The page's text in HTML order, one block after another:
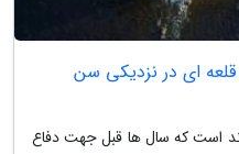
قلعه ای در نزدیکی سن
است که سال ها قبل جهت دفاع